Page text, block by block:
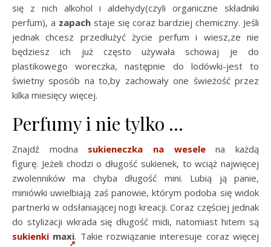
się z nich alkohol i aldehydy(czyli organiczne składniki
perfum), a zapach staje się coraz bardziej chemiczny. Jeśli
jednak chcesz przedłużyć życie perfum i wiesz,ze nie
będziesz ich już często używała schowaj je do
plastikowego woreczka, następnie do lodówki-jest to
świetny sposób na to,by zachowały one świeżość przez
kilka miesięcy więcej.
Perfumy i nie tylko …
Znajdź modna sukieneczka na weselena każdą
figurę. Jeżeli chodzi o długość sukienek, to wciąż najwięcej
zwolenników ma chyba długość mini. Lubią ją panie,
miniówki uwielbiają zaś panowie, którym podoba się widok
partnerki w odsłaniającej nogi kreacji. Coraz częściej jednak
do stylizacji wkrada się długość midi, natomiast hitem są
sukienki maxi. Takie rozwiązanie interesuje coraz więcej